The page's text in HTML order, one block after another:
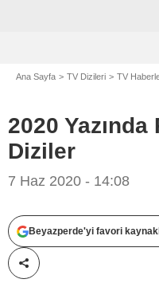
Ana Sayfa TV Dizileri TV
2020
Diziler
7 Haz 2020 - 14:08
Beyazperde'yi favori
Paylaş!